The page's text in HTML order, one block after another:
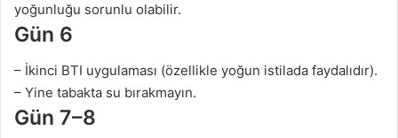
yoğunluğu sorunlu olabilir.
Gün 6
– İkinci BTI uygulaması (özellikle yoğun istilada faydalıdır).
– Yine tabakta su bırakmayın.
Gün 7–8